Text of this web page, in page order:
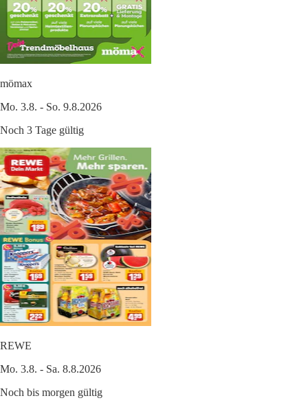
mömax
Mo. 3.8. - So. 9.8.2026
Noch 3 Tage gültig
REWE
Mo. 3.8. - Sa. 8.8.2026
Noch bis morgen gültig